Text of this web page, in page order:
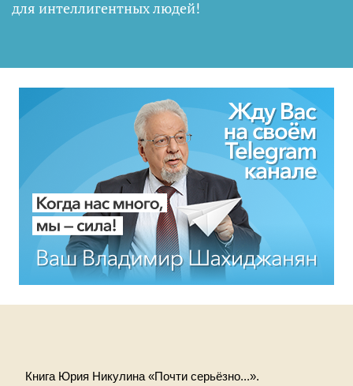
для интеллигентных людей!
Книга Юрия Никулина «Почти серьёзно...».